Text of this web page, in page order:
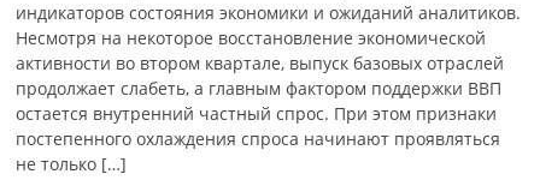
индикаторов состояния экономики и ожиданий аналитиков.
Несмотря на некоторое восстановление экономической
активности во втором квартале, выпуск базовых отраслей
продолжает слабеть, а главным фактором поддержки ВВП
остается внутренний частный спрос. При этом признаки
постепенного охлаждения спроса начинают проявляться
не только […]